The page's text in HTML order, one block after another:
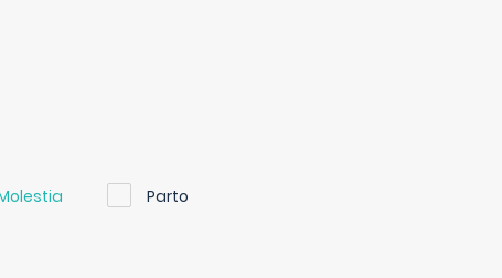
Parto